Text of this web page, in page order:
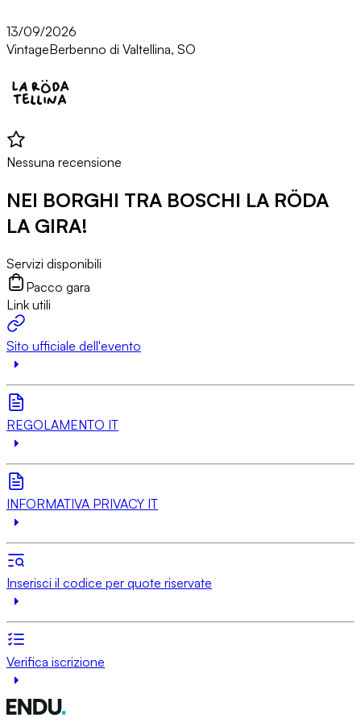
13/09/2026
VintageBerbenno di Valtellina, SO
Nessuna recensione
NEI BORGHI TRA BOSCHI LA RÖDA
LA GIRA!
Servizi disponibili
Pacco gara
Link utili
Sito ufficiale dell'evento
REGOLAMENTO IT
INFORMATIVA PRIVACY IT
Inserisci il codice per quote riservate
Verifica iscrizione